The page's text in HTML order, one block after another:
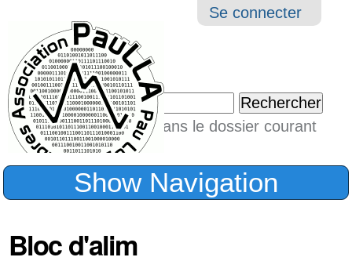
Outils
Se connecter
Chercher par
Seulement dans le dossier courant
Recherche
Show Navigation
Bloc d'alim